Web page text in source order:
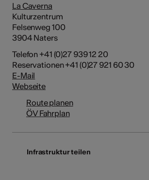
La Caverna
Kulturzentrum
Felsenweg 100
3904 Naters
Telefon +41 (0)27 939 12 20
Reservationen +41 (0)27 921 60 30
E-Mail
Webseite
Route planen
ÖV Fahrplan
Infrastruktur teilen